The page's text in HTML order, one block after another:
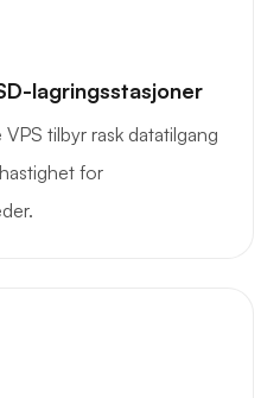
lagringsstasjoner
tilbyr rask datatilgang
for